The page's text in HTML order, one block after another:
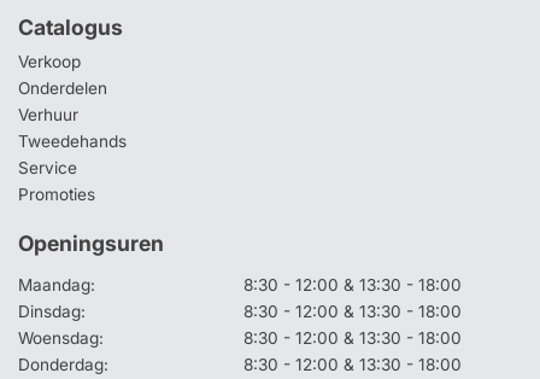
Catalogus
Verkoop
Onderdelen
Verhuur
Tweedehands
Service
Promoties
Openingsuren
Maandag:
8:30 - 12:00 & 13:30 - 18:00
Dinsdag:
8:30 - 12:00 & 13:30 - 18:00
Woensdag:
8:30 - 12:00 & 13:30 - 18:00
Donderdag:
8:30 - 12:00 & 13:30 - 18:00